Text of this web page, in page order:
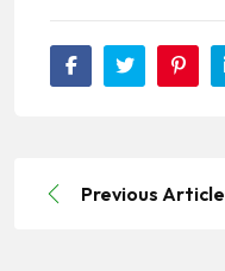
Previous Article